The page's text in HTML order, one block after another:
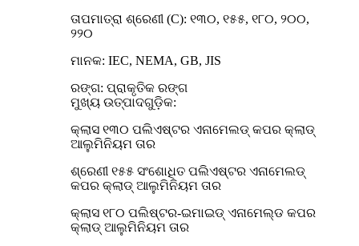
ତାପମାତ୍ରା ଶ୍ରେଣୀ (C): ୧୩୦, ୧୫୫, ୧୮୦, ୨୦୦,
୨୨୦
ମାନକ: IEC, NEMA, GB, JIS
ରଙ୍ଗ: ପ୍ରାକୃତିକ ରଙ୍ଗ
ମୁଖ୍ୟ ଉତ୍ପାଦଗୁଡ଼ିକ:
କ୍ଲାସ ୧୩୦ ପଲିଏଷ୍ଟର ଏନାମେଲଡ୍ କପର କ୍ଲାଡ୍
ଆଲୁମିନିୟମ ତାର
ଶ୍ରେଣୀ ୧୫୫ ସଂଶୋଧିତ ପଲିଏଷ୍ଟର ଏନାମେଲଡ୍
କପର କ୍ଲାଡ୍ ଆଲୁମିନିୟମ ତାର
କ୍ଲାସ ୧୮୦ ପଲିଷ୍ଟର-ଇମାଇଡ୍ ଏନାମେଲ୍ଡ କପର
କ୍ଲାଡ୍ ଆଲୁମିନିୟମ ତାର